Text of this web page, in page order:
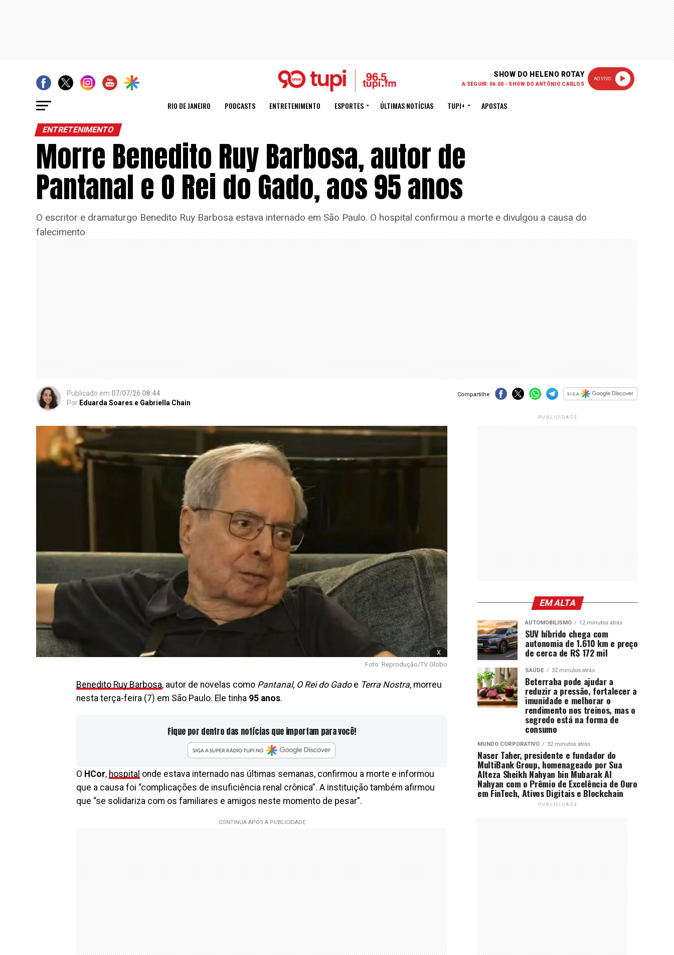
SHOW DO HELENO ROTAY
A SEGUIR: 06:00 - SHOW DO ANTÔNIO CARLOS
AO VIVO
RIO DE JANEIRO PODCASTS ENTRETENIMENTO ESPORTES ÚLTIMAS NOTÍCIAS TUPI+ APOSTAS
ENTRETENIMENTO
Morre Benedito Ruy Barbosa, autor de
Pantanal e O Rei do Gado, aos 95 anos
O escritor e dramaturgo Benedito Ruy Barbosa estava internado em São Paulo. O hospital confirmou a morte e divulgou a causa do
falecimento
Publicado em 07/07/26 08:44
Por Eduarda Soares e Gabriella Chain
Compartilhe
x
Foto: Reprodução/TV Globo
Benedito Ruy Barbosa, autor de novelas como Pantanal, O Rei do Gadoe Terra Nostra, morreu
nesta terça-feira (7) em São Paulo. Ele tinha 95 anos.
Fique por dentro das notícias que importam para você!
O HCor, hospital onde estava internado nas últimas semanas, confirmou a morte e informou
que a causa foi “complicações de insuficiência renal crônica”. A instituição também afirmou
que “se solidariza com os familiares e amigos neste momento de pesar”.
PUBLICIDADE
EM ALTA
AUTOMOBILISMO 12 minutos atrás
SUV híbrido chega com
autonomia de 1.610 km e preço
de cerca de R$ 172 mil
SAÚDE 32 minutos atrás
Beterraba pode ajudar a
reduzir a pressão, fortalecer a
imunidade e melhorar o
rendimento nos treinos, mas o
segredo está na forma de
consumo
MUNDO CORPORATIVO 32 minutos atrás
Naser Taher, presidente e fundador do
MultiBank Group, homenageado por Sua
Alteza Sheikh Nahyan bin Mubarak Al
Nahyan com o Prêmio de Excelência de Ouro
em FinTech, Ativos Digitais e Blockchain
PUBLICIDADE